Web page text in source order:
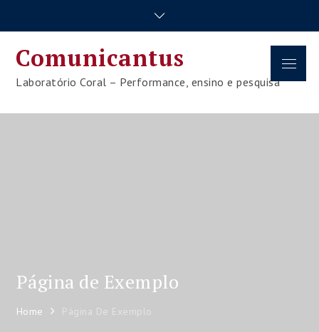
Comunicantus
Laboratório Coral – Performance, ensino e pesquisa
Menu
Página de Exemplo
Home Página De Exemplo